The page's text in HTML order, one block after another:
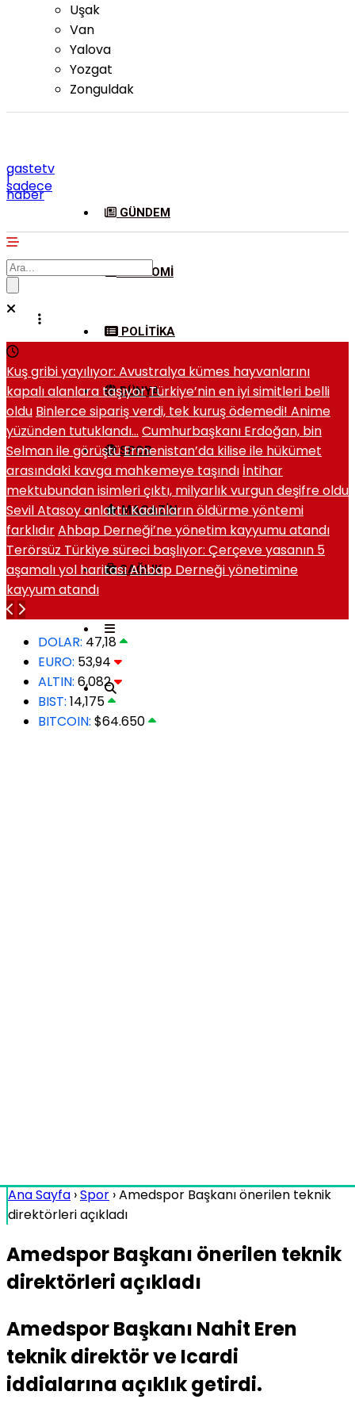
Uşak
Van
Yalova
Yozgat
Zonguldak
gastetv
|
sadece
haber
GÜNDEM
EKONOMI
POLITIKA
DÜNYA
SPOR
MAGAZIN
SAĞLIK
Kuş gribi yayılıyor: Avustralya kümes hayvanlarını
kapalı alanlara taşıyorTürkiye’nin en iyi simitleri belli
oldu Binlerce sipariş verdi, tek kuruş ödemedi! Anime
yüzünden tutuklandı… Cumhurbaşkanı Erdoğan, bin
Selman ile görüştüErmenistan’da kilise ile hükümet
arasındaki kavga mahkemeye taşındı İntihar
mektubundan isimleri çıktı, milyarlık vurgun deşifre oldu
Sevil Atasoy anlattı: Kadınların öldürme yöntemi
farklıdırAhbap Derneği’ne yönetim kayyumu atandı
Terörsüz Türkiye süreci başlıyor: Çerçeve yasanın 5
aşamalı yol haritasıAhbap Derneği yönetimine
kayyum atandı
DOLAR: 47,18
EURO: 53,94
ALTIN: 6,082
BIST: 14,175
BITCOIN: $64.650
Ana Sayfa ›Spor ›Amedspor Başkanı önerilen teknik
direktörleri açıkladı
Amedspor Başkanı önerilen teknik
direktörleri açıkladı
Amedspor Başkanı Nahit Eren
teknik direktör ve Icardi
iddialarına açıklık getirdi.